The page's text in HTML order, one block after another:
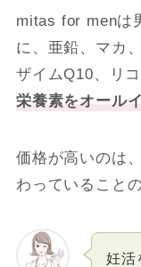
mitas for menは
に、亜鉛、マカ
ザイムQ10、リ
栄養素をオール
価格が高いのは
わっていること
妊活